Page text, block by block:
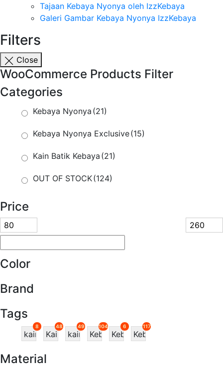
Tajaan Kebaya Nyonya oleh IzzKebaya
Galeri Gambar Kebaya Nyonya IzzKebaya
Filters
Close
WooCommerce Products Filter
Categories
Kebaya Nyonya (21)
Kebaya Nyonya Exclusive(15)
Kain Batik Kebaya (21)
OUT OF STOCK(124)
Price
Color
Brand
Tags
8
kain
kebaya
48
Kain
49
kain
104
Kebaya
6
Kebaya
117
Kebaya
Material